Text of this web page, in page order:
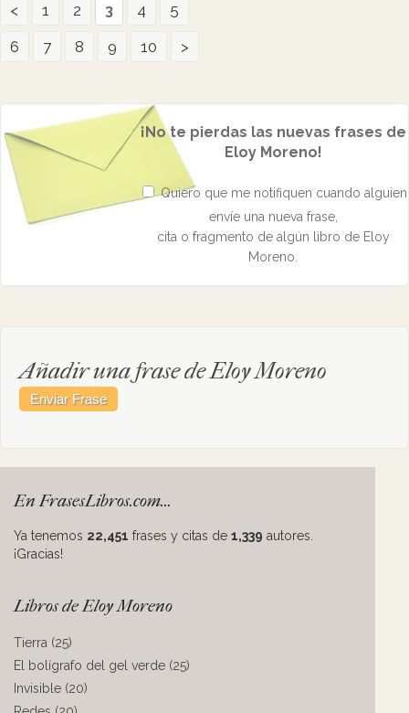
< 1 2 3 4
5
6
7 8 9 10 >
¡No te pierdas las nuevas frases de
Eloy Moreno!
Quiero que me notifiquen cuando alguien
envíe una nueva frase,
cita o fragmento de algún libro de Eloy
Moreno.
Añadir una frase de Eloy Moreno
En FrasesLibros.com...
Ya tenemos 22,451 frases y citas de 1,339 autores.
¡Gracias!
Libros de Eloy Moreno
Tierra (25)
El bolígrafo del gel verde (25)
Invisible (20)